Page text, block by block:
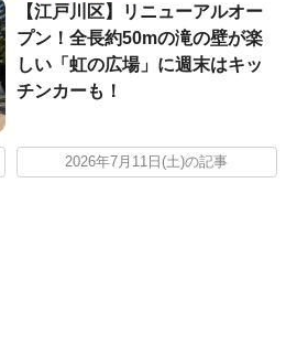
【江戸川区】リニューアルオー
プン！全長約50mの滝の壁が楽
しい「虹の広場」に週末はキッ
チンカーも！
2026年7月11日(土)の記事